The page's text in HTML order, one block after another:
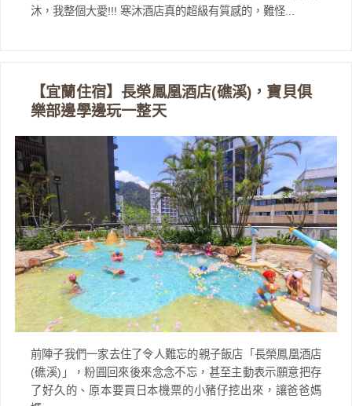
沐，我整個大愛!!! 寒沐酒店真的超級有質感的，難怪...
【宜蘭住宿】長榮鳳凰酒店(礁溪)，寶貝俱
樂部邊學邊玩一整天
前陣子我們一家去住了令人難忘的親子飯店「長榮鳳凰酒店
(礁溪)」，粉圓回來後來念念不忘，甚至主動表示願意把存
了好久的、原本要買日本機票的小豬仔挖出來，讓爸爸媽